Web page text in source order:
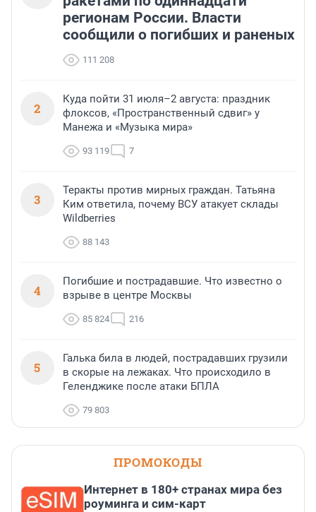
регионам России. Власти
сообщили о погибших и раненых
111 208
2
Куда пойти 31 июля–2 августа: праздник
флоксов, «Пространственный сдвиг» у
Манежа и «Музыка мира»
93 119 7
3
Теракты против мирных граждан. Татьяна
Ким ответила, почему ВСУ атакует склады
Wildberries
88 143
4
Погибшие и пострадавшие. Что известно о
взрыве в центре Москвы
85 824 216
5
Галька била в людей, пострадавших грузили
в скорые на лежаках. Что происходило в
Геленджике после атаки БПЛА
79 803
ПРОМОКОДЫ
Интернет в 180+ странах мира без
роуминга и сим-карт